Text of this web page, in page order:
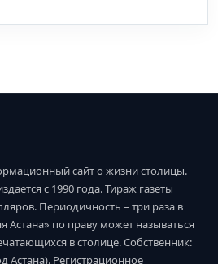
сайт о жизни столицы.
с 1990 года. Тираж газеты
Периодичность – три раза в
Астана» по праву может называться
в столице. Собственник:
Астана). Регистрационное